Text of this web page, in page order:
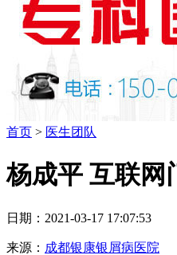
首页 > 医生团队
杨成平 互联网
日期：2021-03-17 17:07:53
来源： 成都银康银屑病医院